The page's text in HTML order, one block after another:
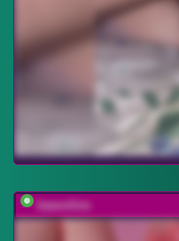
baeonlive